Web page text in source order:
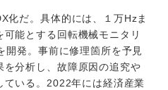
化だ。具体的には、１万Hzま
能とする回転機械モニタリ
開発。事前に修理箇所を予見
を分析し、故障原因の追究や
ている。2022年には経済産業